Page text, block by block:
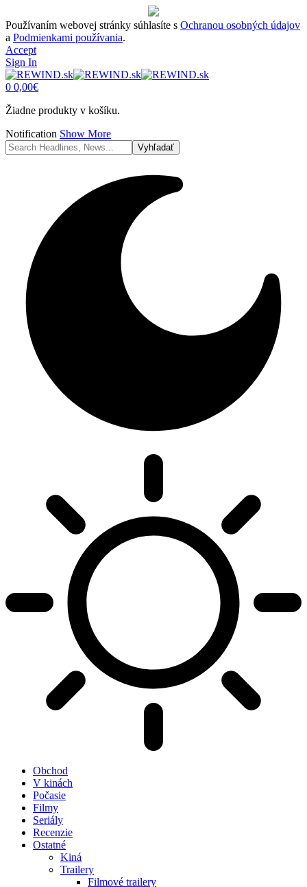
Používaním webovej stránky súhlasíte s Ochranou osobných údajov
a Podmienkami používania.
Accept
Sign In
0 0,00€
Žiadne produkty v košíku.
Notification Show More
Obchod
V kinách
Počasie
Filmy
Seriály
Recenzie
Ostatné
Kiná
Trailery
Filmové trailery